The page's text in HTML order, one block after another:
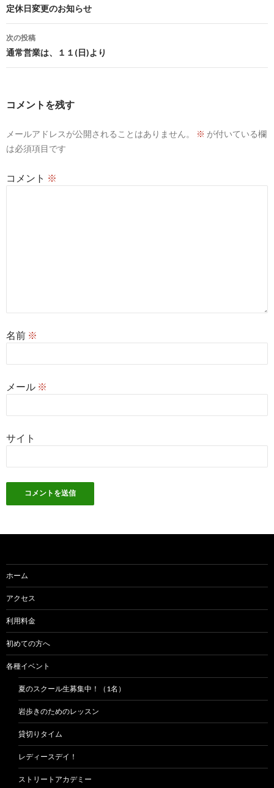
稿
ナ
ビ
ョ
定休日変更のお知らせ
次の投稿
通常営業は、１１(日)より
コメントを残す
メールアドレスが公開されることはありません。 ※ が付いている欄
は必須項目です
コメント ※
名前 ※
メール ※
サイト
ホーム
アクセス
利用料金
初めての方へ
各種イベント
夏のスクール生募集中！（1名）
岩歩きのためのレッスン
貸切りタイム
レディースデイ！
ストリートアカデミー